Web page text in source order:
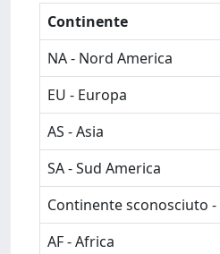
Continente
NA - Nord America
EU - Europa
AS - Asia
SA - Sud America
Continente sconosciuto
AF - Africa